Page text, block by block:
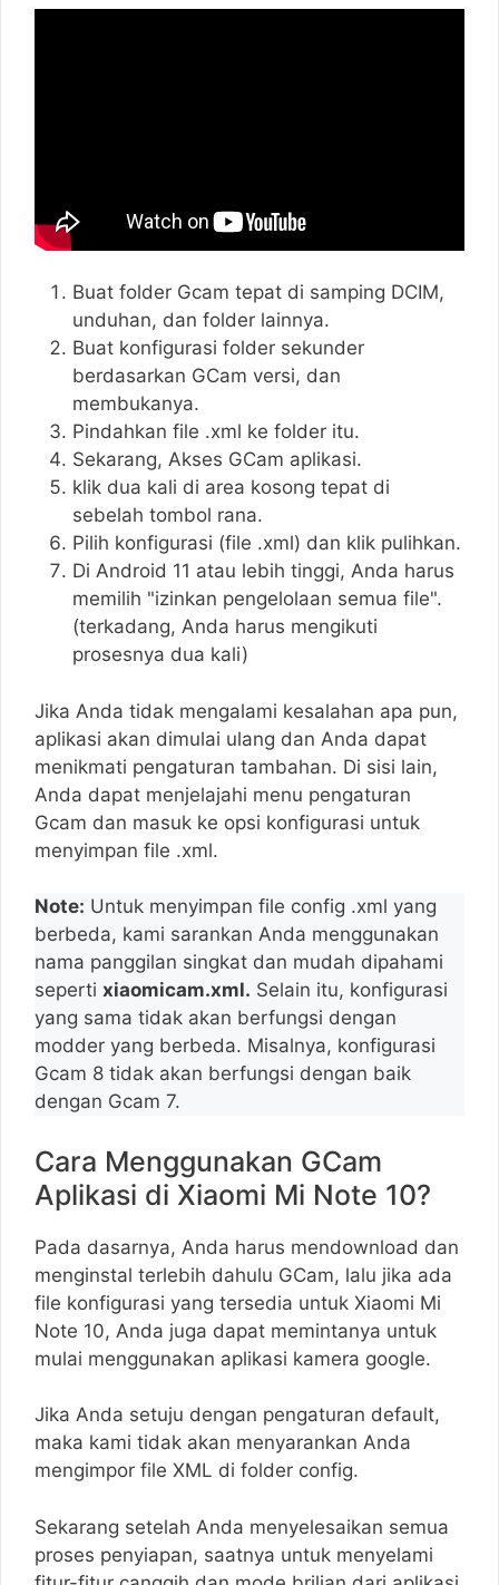
Buat folder Gcam tepat di samping DCIM,
unduhan, dan folder lainnya.
Buat konfigurasi folder sekunder
berdasarkan GCam versi, dan
membukanya.
Pindahkan file .xml ke folder itu.
Sekarang, Akses GCam aplikasi.
klik dua kali di area kosong tepat di
sebelah tombol rana.
Pilih konfigurasi (file .xml) dan klik pulihkan.
Di Android 11 atau lebih tinggi, Anda harus
memilih "izinkan pengelolaan semua file".
(terkadang, Anda harus mengikuti
prosesnya dua kali)
Jika Anda tidak mengalami kesalahan apa pun,
aplikasi akan dimulai ulang dan Anda dapat
menikmati pengaturan tambahan. Di sisi lain,
Anda dapat menjelajahi menu pengaturan
Gcam dan masuk ke opsi konfigurasi untuk
menyimpan file .xml.
Note: Untuk menyimpan file config .xml yang
berbeda, kami sarankan Anda menggunakan
nama panggilan singkat dan mudah dipahami
seperti xiaomicam.xml. Selain itu, konfigurasi
yang sama tidak akan berfungsi dengan
modder yang berbeda. Misalnya, konfigurasi
Gcam 8 tidak akan berfungsi dengan baik
dengan Gcam 7.
Cara Menggunakan GCam
Aplikasi di Xiaomi Mi Note 10?
Pada dasarnya, Anda harus mendownload dan
menginstal terlebih dahulu GCam, lalu jika ada
file konfigurasi yang tersedia untuk Xiaomi Mi
Note 10, Anda juga dapat memintanya untuk
mulai menggunakan aplikasi kamera google.
Jika Anda setuju dengan pengaturan default,
maka kami tidak akan menyarankan Anda
mengimpor file XML di folder config.
Sekarang setelah Anda menyelesaikan semua
proses penyiapan, saatnya untuk menyelami